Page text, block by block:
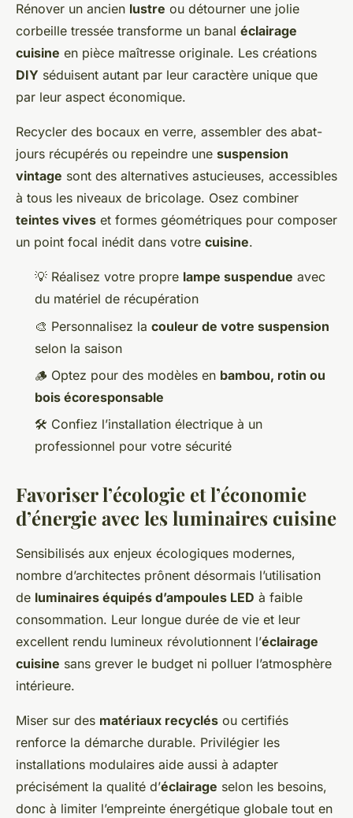
Rénover un ancien lustre ou détourner une jolie
corbeille tressée transforme un banal éclairage
cuisine en pièce maîtresse originale. Les créations
DIY séduisent autant par leur caractère unique que
par leur aspect économique.
Recycler des bocaux en verre, assembler des abat-
jours récupérés ou repeindre une suspension
vintage sont des alternatives astucieuses, accessibles
à tous les niveaux de bricolage. Osez combiner
teintes vives et formes géométriques pour composer
un point focal inédit dans votre cuisine.
💡 Réalisez votre propre lampe suspendue avec
du matériel de récupération
🎨 Personnalisez la couleur de votre suspension
selon la saison
🪵 Optez pour des modèles en bambou, rotin ou
bois écoresponsable
🛠️ Confiez l’installation électrique à un
professionnel pour votre sécurité
Favoriser l’écologie et l’économie
d’énergie avec les luminaires cuisine
Sensibilisés aux enjeux écologiques modernes,
nombre d’architectes prônent désormais l’utilisation
de luminaires équipés d’ampoules LED à faible
consommation. Leur longue durée de vie et leur
excellent rendu lumineux révolutionnent l’éclairage
cuisine sans grever le budget ni polluer l’atmosphère
intérieure.
Miser sur des matériaux recyclés ou certifiés
renforce la démarche durable. Privilégier les
installations modulaires aide aussi à adapter
précisément la qualité d’éclairage selon les besoins,
donc à limiter l’empreinte énergétique globale tout en